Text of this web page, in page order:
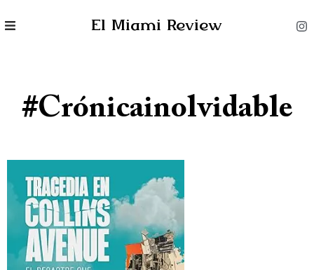
El Miami Review
#crónicainolvidable